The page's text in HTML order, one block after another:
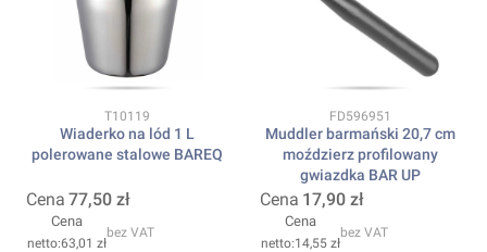
Kod produktu
T10119
Wiaderko na lód 1 L
polerowane stalowe BAREQ
Cena 77,50 zł
Cena
63,01 zł
bez VAT
Kod produktu
FD596951
Muddler barmański 20,7 cm
moździerz profilowany
gwiazdka BAR UP
Cena 17,90 zł
Cena
14,55 zł
bez VAT